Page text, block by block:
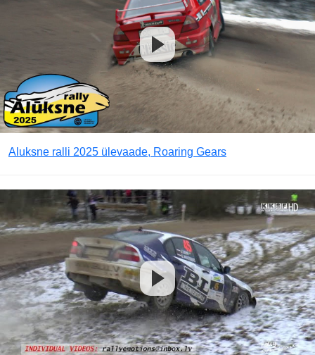
Aluksne ralli 2025 ülevaade, Roaring Gears